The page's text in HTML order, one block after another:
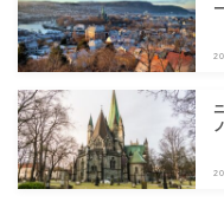
サイト情報
English